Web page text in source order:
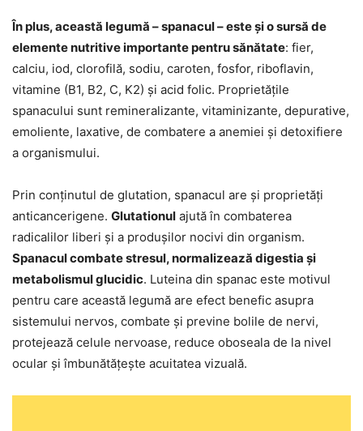
În plus, această legumă – spanacul – este și o sursă de
elemente nutritive importante pentru sănătate: fier,
calciu, iod, clorofilă, sodiu, caroten, fosfor, riboflavin,
vitamine (B1, B2, C, K2) și acid folic. Proprietățile
spanacului sunt remineralizante, vitaminizante, depurative,
emoliente, laxative, de combatere a anemiei și detoxifiere
a organismului.
Prin conținutul de glutation, spanacul are și proprietăți
anticancerigene. Glutationul ajută în combaterea
radicalilor liberi și a produșilor nocivi din organism.
Spanacul combate stresul, normalizează digestia și
metabolismul glucidic. Luteina din spanac este motivul
pentru care această legumă are efect benefic asupra
sistemului nervos, combate și previne bolile de nervi,
protejează celule nervoase, reduce oboseala de la nivel
ocular și îmbunătățește acuitatea vizuală.